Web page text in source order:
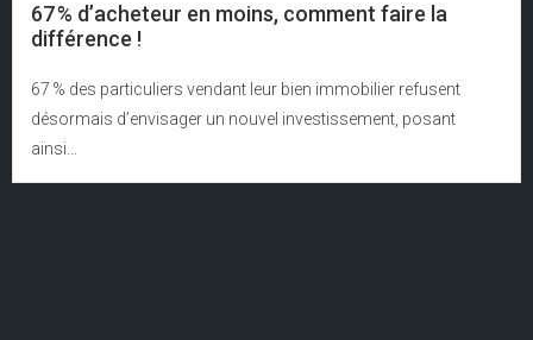
67 % d’acheteur en moins, comment faire la
différence !
67 % des particuliers vendant leur bien immobilier refusent
désormais d’envisager un nouvel investissement, posant
ainsi...